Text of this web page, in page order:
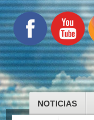
NOTICIAS